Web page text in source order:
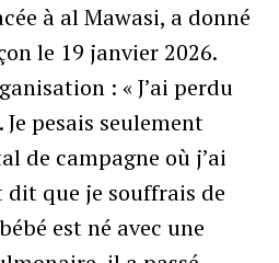
à al Mawasi, a donné
le 19 janvier 2026.
: « J’ai perdu
pesais seulement
de campagne où j’ai
dit que je souffrais de
est né avec une